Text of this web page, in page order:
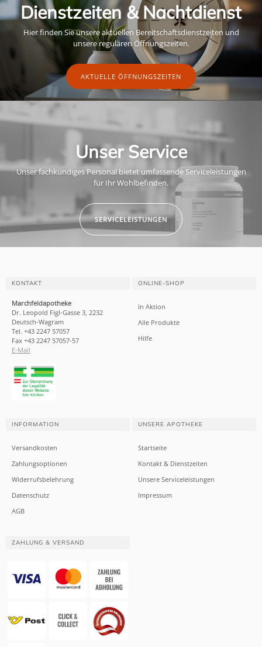
Dienstzeiten & Nachtdienst
Hier finden Sie unsere aktuellen Bereitschaftsdienstzeiten und
unsere regulären Öffnungszeiten.
AKTUELLE ÖFFNUNGSZEITEN
Unser Service
Unser fachkundiges Personal bietet umfassende Serviceleistungen
für Ihr Wohlbefinden.
SERVICELEISTUNGEN
KONTAKT
Marchfeldapotheke
Dr. Leopold Figl-Gasse 3, 2232
Deutsch-Wagram
Tel. +43 2247 57057
Fax +43 2247 57057-57
E-Mail
ONLINE-SHOP
In Aktion
Alle Produkte
Hilfe
INFORMATION
Versandkosten
Zahlungsoptionen
Widerrufsbelehrung
Datenschutz
AGB
UNSERE APOTHEKE
Startseite
Kontakt & Dienstzeiten
Unsere Serviceleistungen
Impressum
ZAHLUNG & VERSAND